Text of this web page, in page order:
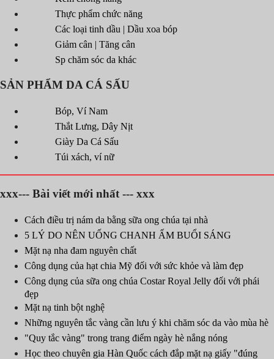
Thực phẩm chức năng
Các loại tinh dầu | Dầu xoa bóp
Giảm cân | Tăng cân
Sp chăm sóc da khác
SẢN PHẨM DA CÁ SẤU
Bóp, Ví Nam
Thắt Lưng, Dây Nịt
Giày Da Cá Sấu
Túi xách, ví nữ
xxx--- Bài viết mới nhất --- xxx
Cách điều trị nám da bằng sữa ong chúa tại nhà
5 LÝ DO NÊN UỐNG CHANH ẤM BUỔI SÁNG
Mặt nạ nha đam nguyên chất
Công dụng của hạt chia Mỹ đối với sức khỏe và làm đẹp
Công dụng của sữa ong chúa Costar Royal Jelly đối với phái
đẹp
Mặt nạ tinh bột nghệ
Những nguyên tắc vàng cần lưu ý khi chăm sóc da vào mùa hè
"Quy tắc vàng" trong trang điểm ngày hè nắng nóng
Học theo chuyên gia Hàn Quốc cách đắp mặt nạ giấy "đúng